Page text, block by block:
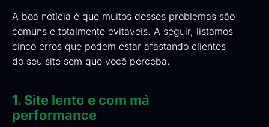
A boa notícia é que muitos desses problemas são
comuns e totalmente evitáveis. A seguir, listamos
cinco erros que podem estar afastando clientes
do seu site sem que você perceba.
1. Site lento e com má
performance